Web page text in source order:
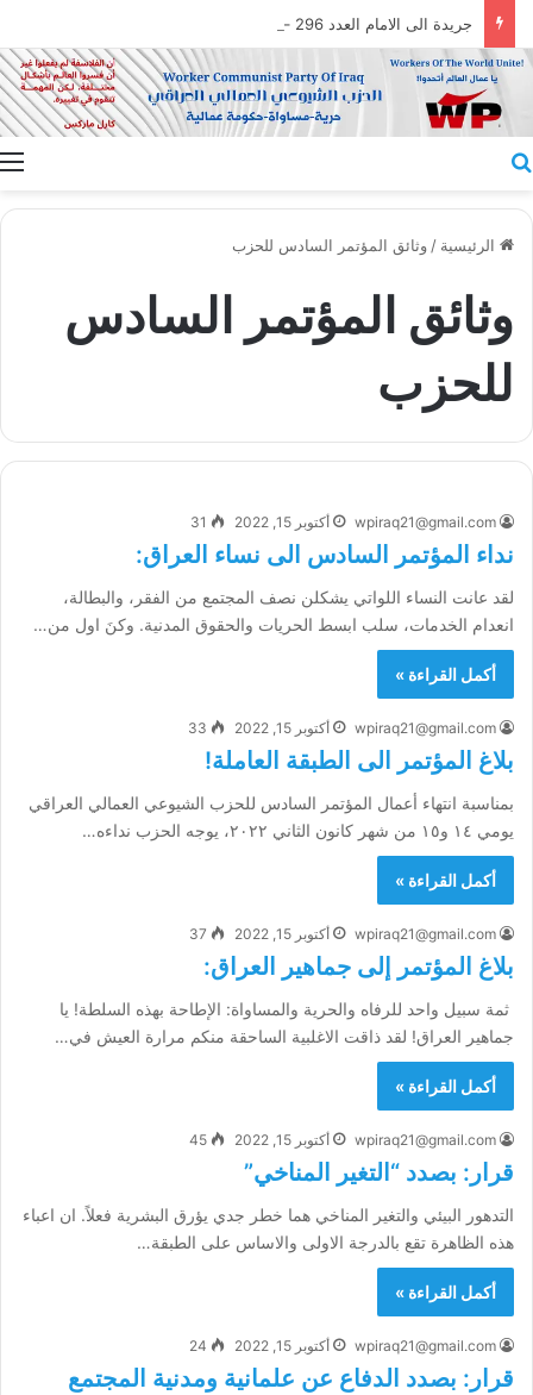
جريدة الى الامام العدد 296 – 28/07/2026
الرئيسية /وثائق المؤتمر السادس للحزب
وثائق المؤتمر السادس
للحزب
wpiraq21@gmail.com أكتوبر 15, 2022 31
نداء المؤتمر السادس الى نساء العراق:
لقد عانت النساء اللواتي يشكلن نصف المجتمع من الفقر، والبطالة،
انعدام الخدمات، سلب ابسط الحريات والحقوق المدنية. وكنَ اول من…
أكمل القراءة »
wpiraq21@gmail.com أكتوبر 15, 2022 33
بلاغ المؤتمر الى الطبقة العاملة!
بمناسبة انتهاء أعمال المؤتمر السادس للحزب الشيوعي العمالي العراقي
يومي ١٤ و١٥ من شهر كانون الثاني ٢٠٢٢، يوجه الحزب نداءه…
أكمل القراءة »
wpiraq21@gmail.com أكتوبر 15, 2022 37
بلاغ المؤتمر إلى جماهير العراق:
ثمة سبيل واحد للرفاه والحرية والمساواة: الإطاحة بهذه السلطة! يا
جماهير العراق! لقد ذاقت الاغلبية الساحقة منكم مرارة العيش في…
أكمل القراءة »
wpiraq21@gmail.com أكتوبر 15, 2022 45
قرار: بصدد “التغير المناخي”
التدهور البيئي والتغير المناخي هما خطر جدي يؤرق البشرية فعلاً. ان اعباء
هذه الظاهرة تقع بالدرجة الاولى والاساس على الطبقة…
أكمل القراءة »
wpiraq21@gmail.com أكتوبر 15, 2022 24
قرار: بصدد الدفاع عن علمانية ومدنية المجتمع